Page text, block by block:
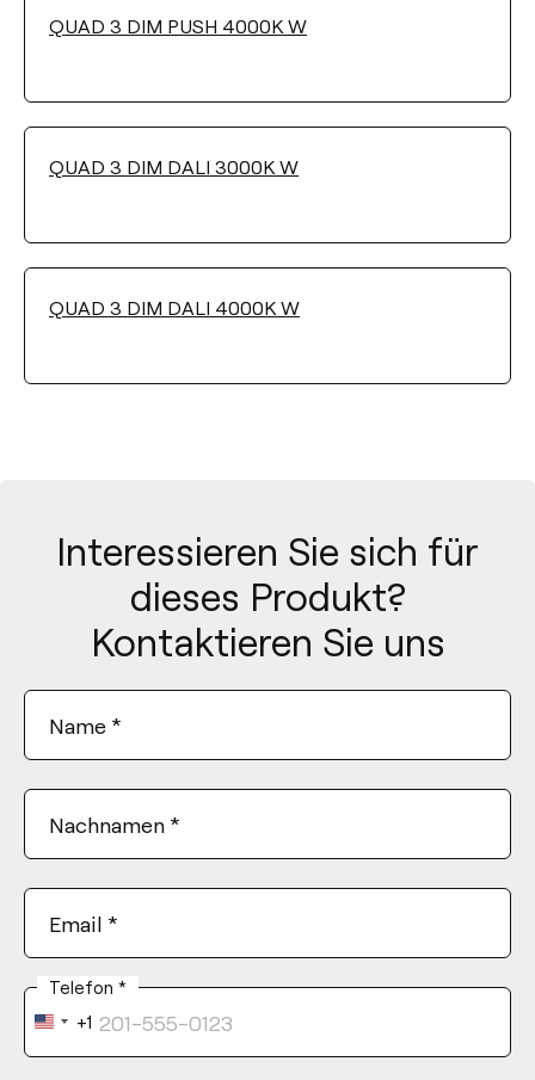
QUAD 3 DIM PUSH 4000K W
QUAD 3 DIM DALI 3000K W
QUAD 3 DIM DALI 4000K W
Interessieren Sie sich für
dieses Produkt?
Kontaktieren Sie uns
Name *
Nachnamen *
Email *
Telefon *
United
States
+1